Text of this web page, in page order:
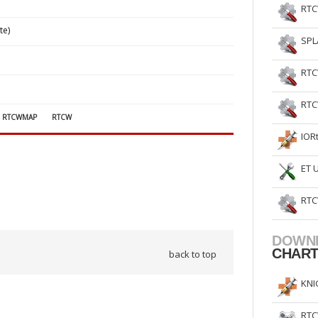
RTCWMAP RTCW
back to top
ET